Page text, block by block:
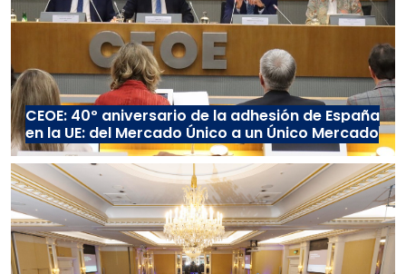
CEOE: 40º aniversario de la adhesión de España
en la UE: del Mercado Único a un Único Mercado